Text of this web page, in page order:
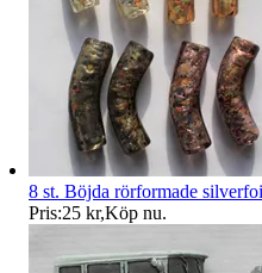
8 st. Böjda rörformade
Pris:25 kr,Köp nu.